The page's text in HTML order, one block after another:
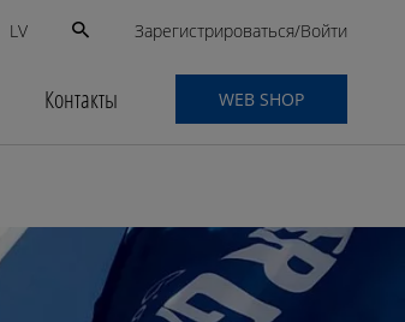
LV
Search
Зарегистрироваться/Войти
Контакты WEB SHOP